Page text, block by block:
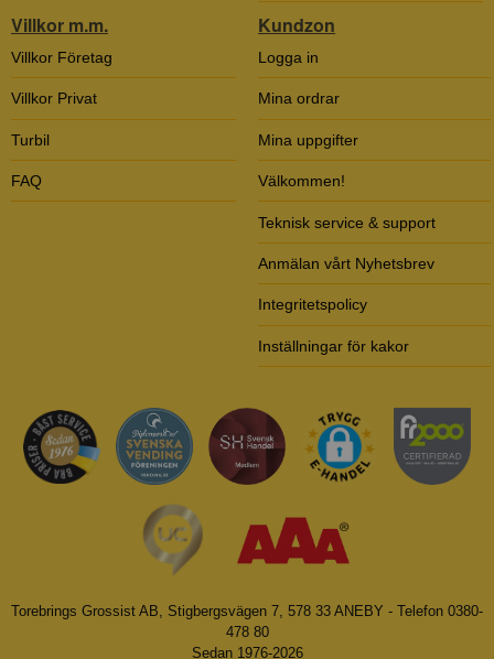
Villkor m.m.
Villkor Företag
Villkor Privat
Turbil
FAQ
Kundzon
Logga in
Mina ordrar
Mina uppgifter
Välkommen!
Teknisk service & support
Anmälan vårt Nyhetsbrev
Integritetspolicy
Inställningar för kakor
Torebrings Grossist AB, Stigbergsvägen 7, 578 33 ANEBY - Telefon 0380-
478 80
Sedan 1976-2026